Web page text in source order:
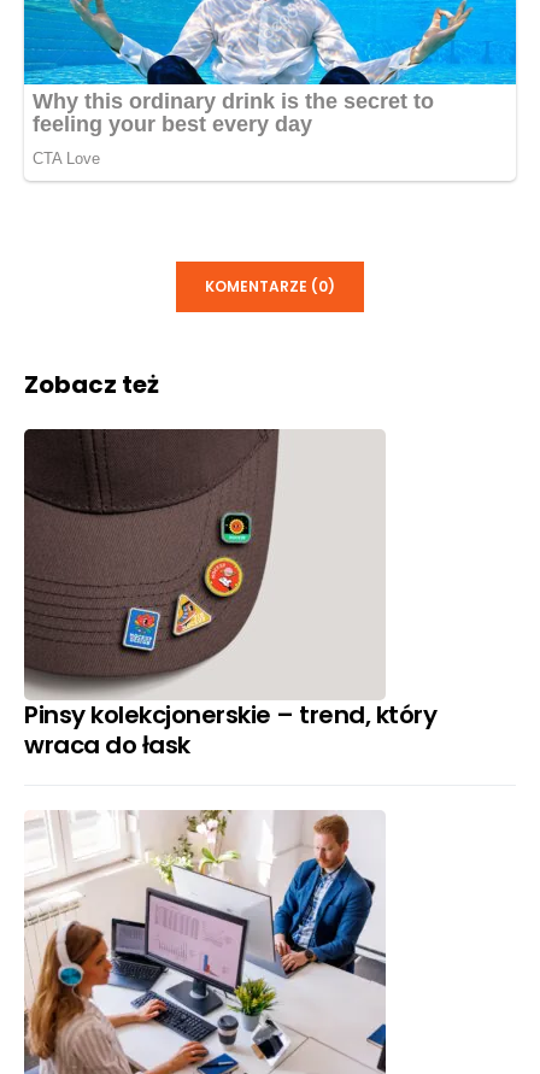
KOMENTARZE (0)
Zobacz też
Pinsy kolekcjonerskie – trend, który
wraca do łask